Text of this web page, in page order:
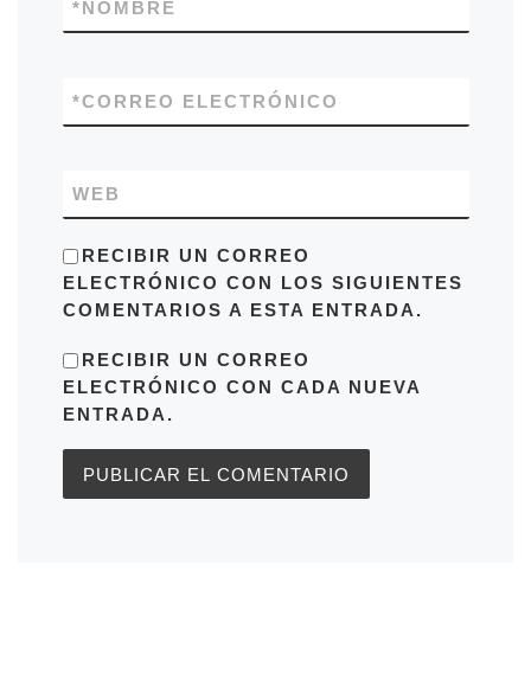
NOMBRE
*
CORREO ELECTRÓNICO
*
WEB
RECIBIR UN CORREO
ELECTRÓNICO CON LOS SIGUIENTES
COMENTARIOS A ESTA ENTRADA.
RECIBIR UN CORREO
ELECTRÓNICO CON CADA NUEVA
ENTRADA.